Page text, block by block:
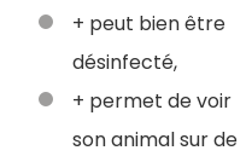
+ peut bien être
désinfecté,
+ permet de voir
son animal sur de